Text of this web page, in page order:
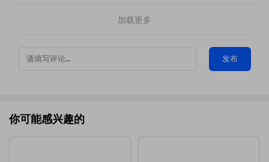
加载更多
发布
你可能感兴趣的